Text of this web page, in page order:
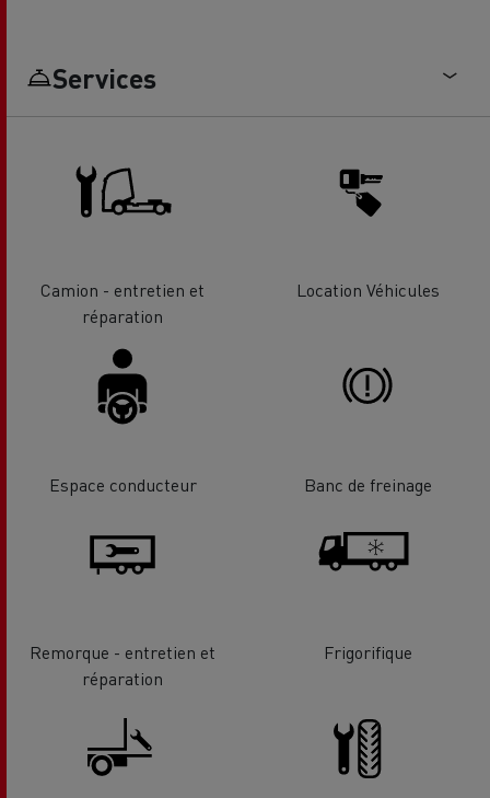
Services
Camion - entretien et
réparation
Location Véhicules
Espace conducteur Banc de freinage
Remorque - entretien et
réparation
Frigorifique